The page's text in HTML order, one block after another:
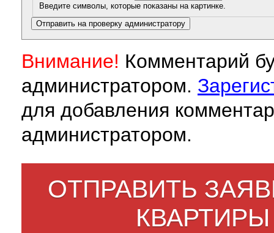
Введите символы, которые показаны на картинке.
Внимание! Комментарий
администратором.
для добавления
администратором.
ОТПРАВИТЬ